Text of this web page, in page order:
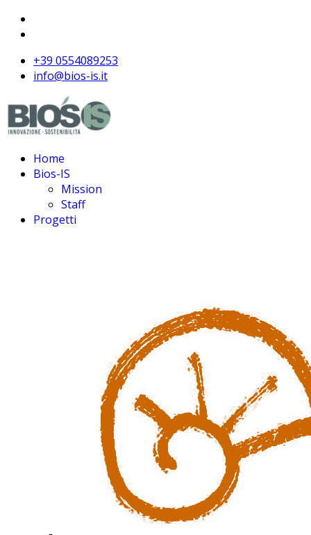
+39 0554089253
info@bios-is.it
Home
Bios-IS
Mission
Staff
Progetti